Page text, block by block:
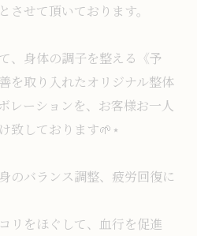
せて頂いております。
、身体の調子を整える《予
を取り入れたオリジナル整体
レーションを、お客様お一人
致しております🌱⋆
のバランス調整、疲労回復に
リをほぐして、血行を促進